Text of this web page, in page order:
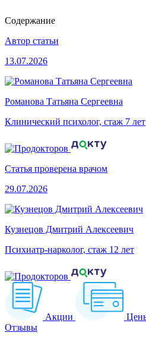
Содержание
Автор статьи
13.07.2026
Романова Татьяна Сергеевна
Клинический психолог, стаж 7 лет
Статья проверена врачом
29.07.2026
Кузнецов Дмитрий Алексеевич
Психиатр-нарколог, стаж 12 лет
Акции
Отзывы